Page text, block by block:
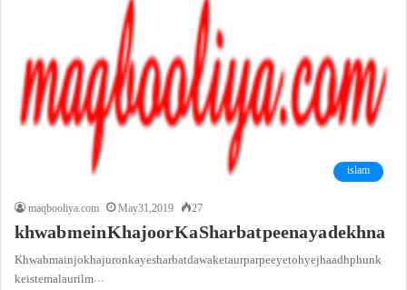
islam
maqbooliya.com
May 31, 2019 27
khwab mein Khajoor Ka Sharbat peena ya dekhna
Khwab main jo khajuron ka ye sharbat dawa ke taur par peeye toh ye jhaadh phunk
ke istemal aur ilm…